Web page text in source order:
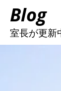
Blog
室長が更新